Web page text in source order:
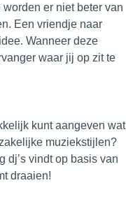
er niet beter van
Een vriendje naar
Wanneer deze
waar jij op zit te
kunt aangeven wat
muziekstijlen?
dj’s vindt op basis van
draaien!